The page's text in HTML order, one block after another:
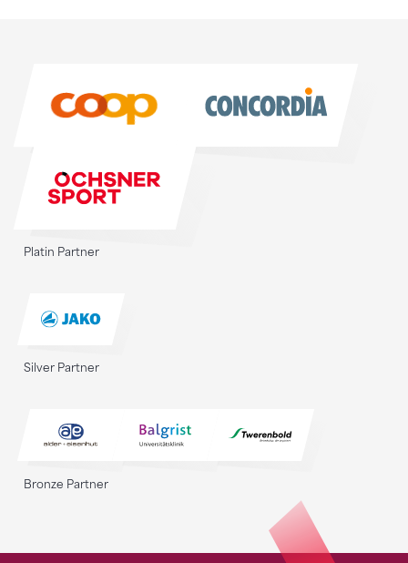
Platin Partner
Silver Partner
Bronze Partner